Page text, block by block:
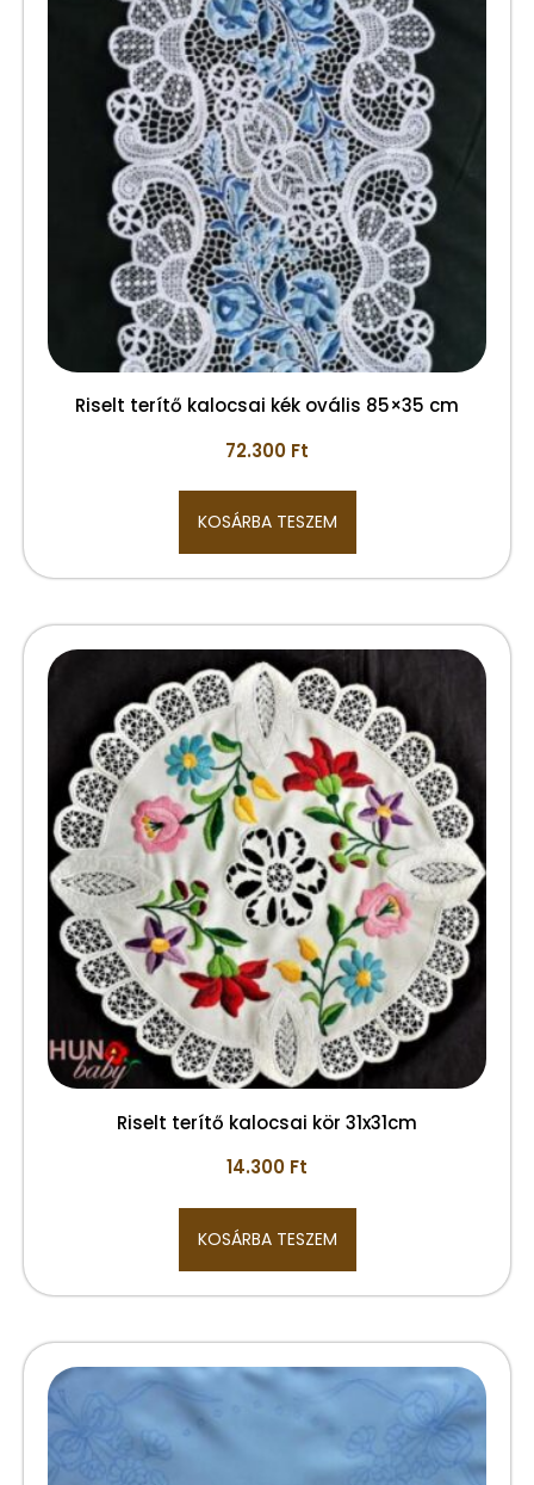
Riselt terítő kalocsai kék ovális 85×35 cm
72.300 Ft
KOSÁRBA TESZEM
Riselt terítő kalocsai kör 31x31cm
14.300 Ft
KOSÁRBA TESZEM